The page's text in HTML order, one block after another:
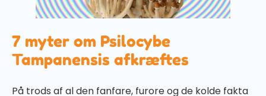
7 myter om Psilocybe
Tampanensis afkræftes
På trods af al den fanfare, furore og de kolde fakta